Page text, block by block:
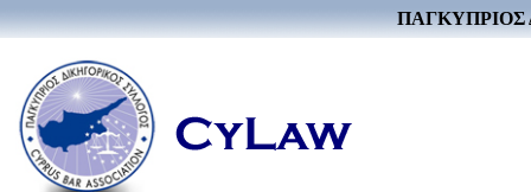
ΠΑΓΚΥΠΡΙΟΣ